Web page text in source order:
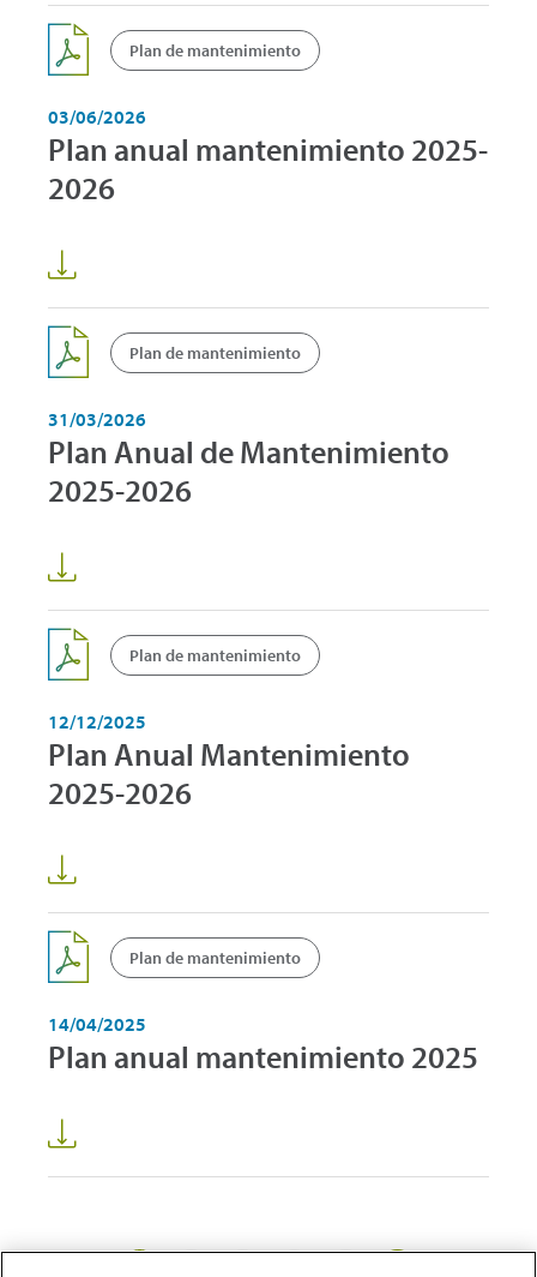
Plan de mantenimiento
03/06/2026
Plan anual mantenimiento 2025-
2026
Plan de mantenimiento
31/03/2026
Plan Anual de Mantenimiento
2025-2026
Plan de mantenimiento
12/12/2025
Plan Anual Mantenimiento
2025-2026
Plan de mantenimiento
14/04/2025
Plan anual mantenimiento 2025